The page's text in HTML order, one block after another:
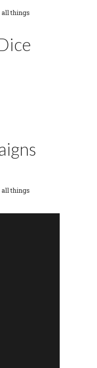
things
things